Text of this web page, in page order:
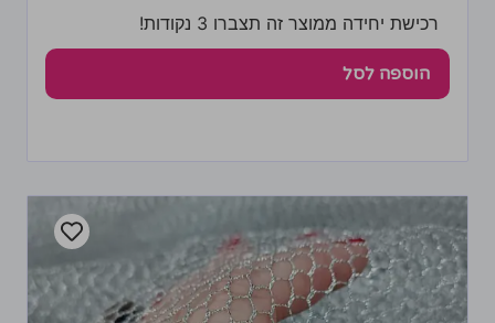
רכישת יחידה ממוצר זה תצברו 3 נקודות!
הוספה לסל